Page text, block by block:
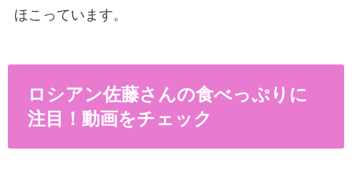
ほこっています。
ロシアン佐藤さんの食べっぷりに
注目！動画をチェック